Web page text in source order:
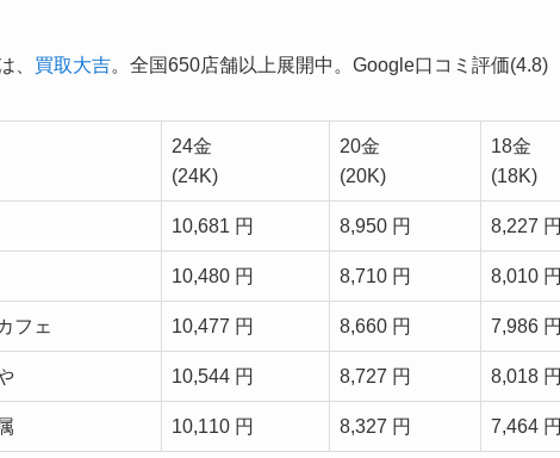
、 買取大吉。全国650店舗以上展開中。Google口コミ評価(4.8)
24金
(24K)
20金
(20K)
18金
(18K)
10,681 円 8,950 円 8,227 円
10,480 円 8,710 円 8,010 円
フェ 10,477 円 8,660 円 7,986 円
10,544 円 8,727 円 8,018 円
10,110 円 8,327 円 7,464 円